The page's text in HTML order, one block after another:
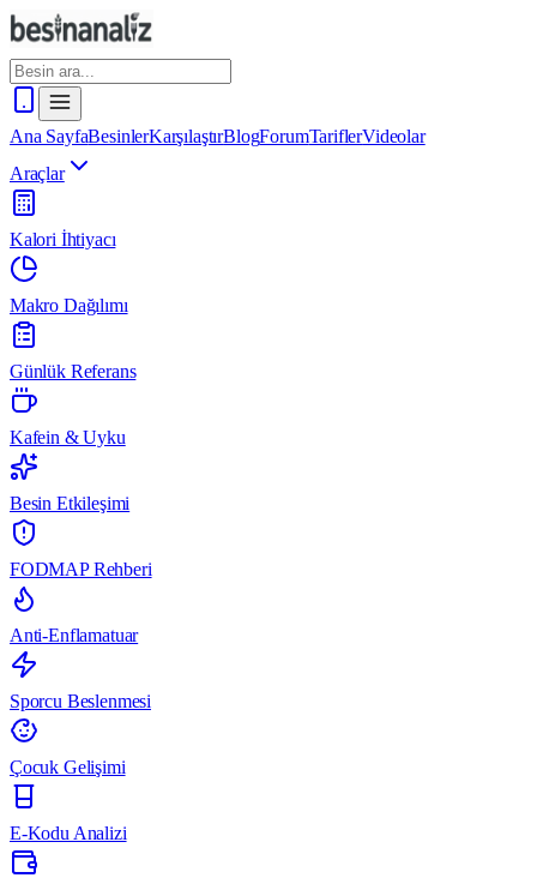
Ana SayfaBesinlerKarşılaştırBlogForumTariflerVideolar
Araçlar
Kalori İhtiyacı
Makro Dağılımı
Günlük Referans
Kafein & Uyku
Besin Etkileşimi
FODMAP Rehberi
Anti-Enflamatuar
Sporcu Beslenmesi
Çocuk Gelişimi
E-Kodu Analizi